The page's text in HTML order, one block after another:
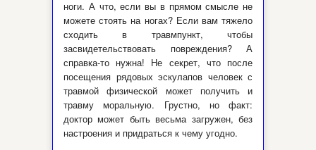
ноги. А что, если вы в прямом смысле не
можете стоять на ногах? Если вам тяжело
сходить в травмпункт, чтобы
засвидетельствовать повреждения? А
справка-то нужна! Не секрет, что после
посещения рядовых эскулапов человек с
травмой физической может получить и
травму моральную. Грустно, но факт:
доктор может быть весьма загружен, без
настроения и придраться к чему угодно.